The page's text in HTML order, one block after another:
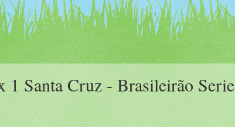
Santa Cruz - Brasileirão Serie